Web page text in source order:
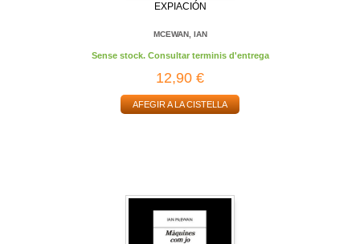
EXPIACIÓN
MCEWAN, IAN
Sense stock. Consultar terminis d'entrega
12,90 €
AFEGIR A LA CISTELLA